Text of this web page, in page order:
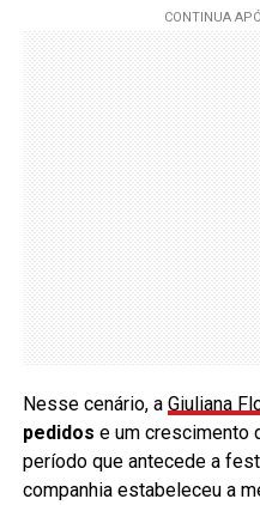
Nesse cenário, a Giuliana
pedidos e um crescimento
período que antecede a
companhia estabeleceu a